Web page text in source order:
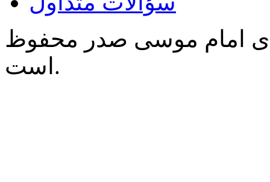
امام موسی صدر محفوظ
است.